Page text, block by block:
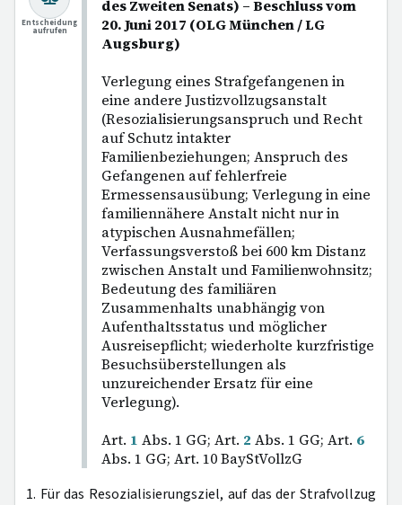
des Zweiten Senats) – Beschluss vom
20. Juni 2017 (OLG München / LG
Augsburg)
Verlegung eines Strafgefangenen in
eine andere Justizvollzugsanstalt
(Resozialisierungsanspruch und Recht
auf Schutz intakter
Familienbeziehungen; Anspruch des
Gefangenen auf fehlerfreie
Ermessensausübung; Verlegung in eine
familiennähere Anstalt nicht nur in
atypischen Ausnahmefällen;
Verfassungsverstoß bei 600 km Distanz
zwischen Anstalt und Familienwohnsitz;
Bedeutung des familiären
Zusammenhalts unabhängig von
Aufenthaltsstatus und möglicher
Ausreisepflicht; wiederholte kurzfristige
Besuchsüberstellungen als
unzureichender Ersatz für eine
Verlegung).
Art. 1 Abs. 1 GG; Art. 2 Abs. 1 GG; Art. 6
Abs. 1 GG; Art. 10 BayStVollzG
Entscheidung
aufrufen
1. Für das Resozialisierungsziel, auf das der Strafvollzug